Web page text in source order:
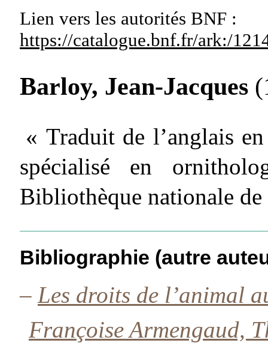
Lien vers les autorités BNF :
https://catalogue.bnf.fr/ark:/
Barloy, Jean-Jacques
« Traduit de l’anglais
spécialisé en
Bibliothèque nationale de
Bibliographie (autre
– Les droits de l’animal
Françoise Armengaud,